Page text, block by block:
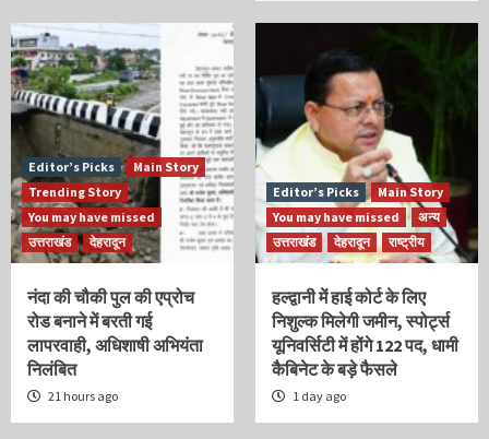
Editor’s Picks
Main Story
Trending Story
You may have missed
उत्तराखंड
देहरादून
नंदा की चौकी पुल की एप्रोच
रोड बनाने में बरती गई
लापरवाही, अधिशाषी अभियंता
निलंबित
21 hours ago
Editor’s Picks
Main Story
You may have missed
अन्य
उत्तराखंड
देहरादून राष्ट्रीय
हल्द्वानी में हाई कोर्ट के लिए
निशुल्क मिलेगी जमीन, स्पोर्ट्स
यूनिवर्सिटी में होंगे 122 पद, धामी
कैबिनेट के बड़े फैसले
1 day ago